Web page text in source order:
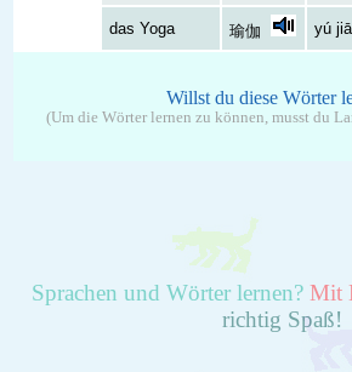
das Yoga 瑜伽 yú
Willst du diese Wörter
(Um die Wörter lernen zu können, musst du
Sprachen und Wörter lernen? Mit
richtig Spaß!